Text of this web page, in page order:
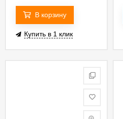
В корзину
Купить в 1 клик